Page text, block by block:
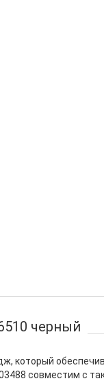
черный
который
совместим с